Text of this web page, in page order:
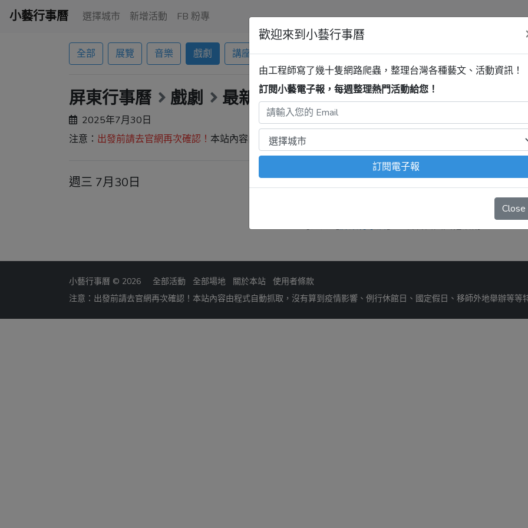
小藝行事曆 選擇城市 新增活動 FB 粉專
全部 展覽 音樂 戲劇 講座 清單
屏東行事曆 戲劇 最新活動
2025年7月30日
注意： 出發前請去官網再次確認！ 本站內容由程式自動抓取，沒有算到
週三 7月30日
歡迎來到小藝行事曆
由工程師寫了幾十隻網路爬蟲，整理台灣各種藝文、活動資訊！
訂閱小藝電子報，每週整理熱門活動給您！
訂閱電子報
Close
小藝行事曆 © 2026 全部活動 全部場地 關於本站
使用者條款
注意：出發前請去官網再次確認！本站內容由程式自動抓取，沒有算到疫情影響、例行休館日、國定假日、移師外地舉辦等等